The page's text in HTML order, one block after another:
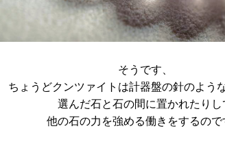
そうです、
ちょうどクンツァイトは計器盤の針のよう
選んだ石と石の間に置かれたりし
他の石の力を強める働きをするので